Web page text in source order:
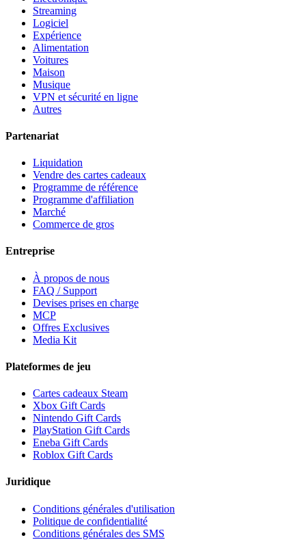
Streaming
Logiciel
Expérience
Alimentation
Voitures
Maison
Musique
VPN et sécurité en ligne
Autres
Partenariat
Liquidation
Vendre des cartes cadeaux
Programme de référence
Programme d'affiliation
Marché
Commerce de gros
Entreprise
À propos de nous
FAQ / Support
Devises prises en charge
MCP
Offres Exclusives
Media Kit
Plateformes de jeu
Cartes cadeaux Steam
Xbox Gift Cards
Nintendo Gift Cards
PlayStation Gift Cards
Eneba Gift Cards
Roblox Gift Cards
Juridique
Conditions générales d'utilisation
Politique de confidentialité
Conditions générales des SMS